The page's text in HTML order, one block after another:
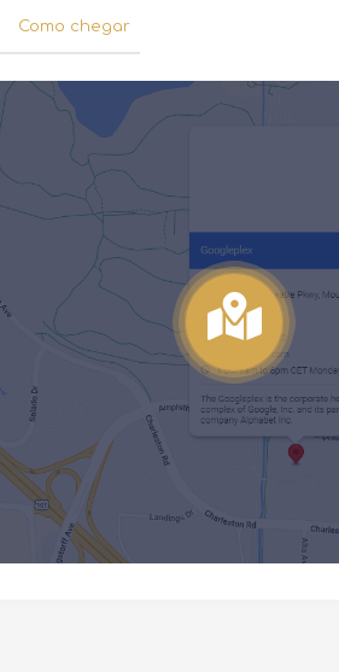
Como chegar